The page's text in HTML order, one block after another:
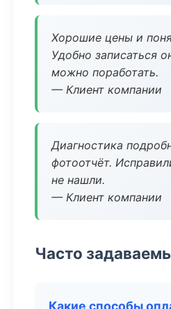
Хорошие цены и
Удобно записаться
можно поработать.
— Клиент компании
Диагностика
фотоотчёт.
не нашли.
— Клиент компании
Часто
Какие способы